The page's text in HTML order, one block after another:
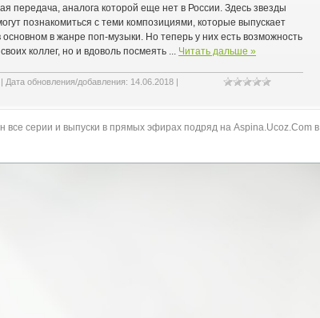
передача, аналога которой еще нет в России. Здесь звезды
познакомиться с теми композициями, которые выпускает
в жанре поп-музыки. Но теперь у них есть возможность
коллег, но и вдоволь посмеять
Читать дальше »
| Дата обновления/добавления: 14.06.2018 |
серии и выпуски в прямых эфирах подряд на Aspina.Ucoz.Com в